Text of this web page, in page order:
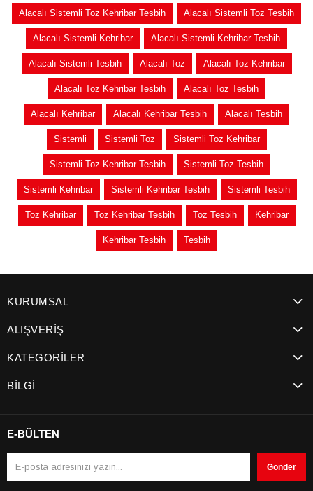
Alacalı Sistemli Toz Kehribar Tesbih Alacalı Sistemli Toz Tesbih
Alacalı Sistemli Kehribar Alacalı Sistemli Kehribar Tesbih
Alacalı Sistemli Tesbih Alacalı Toz Alacalı Toz Kehribar
Alacalı Toz Kehribar Tesbih Alacalı Toz Tesbih
Alacalı Kehribar Alacalı Kehribar Tesbih Alacalı Tesbih
Sistemli Sistemli Toz Sistemli Toz Kehribar
Sistemli Toz Kehribar Tesbih Sistemli Toz Tesbih
Sistemli Kehribar Sistemli Kehribar Tesbih Sistemli Tesbih
Toz Kehribar Toz Kehribar Tesbih Toz Tesbih Kehribar
Kehribar Tesbih Tesbih
KURUMSAL
ALIŞVERİŞ
KATEGORİLER
BİLGİ
E-BÜLTEN
Gönder